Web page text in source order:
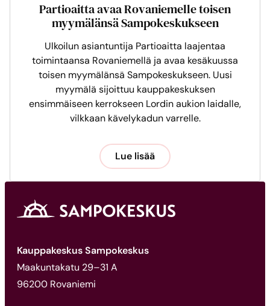
Partioaitta avaa Rovaniemelle toisen
myymälänsä Sampokeskukseen
Ulkoilun asiantuntija Partioaitta laajentaa
toimintaansa Rovaniemellä ja avaa kesäkuussa
toisen myymälänsä Sampokeskukseen. Uusi
myymälä sijoittuu kauppakeskuksen
ensimmäiseen kerrokseen Lordin aukion laidalle,
vilkkaan kävelykadun varrelle.
Lue lisää
Kauppakeskus Sampokeskus
Maakuntakatu 29–31 A
96200 Rovaniemi